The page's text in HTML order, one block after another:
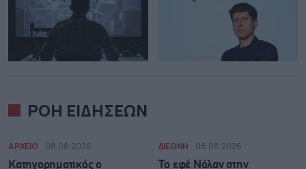
ΡΟΗ ΕΙΔΗΣΕΩΝ
ΑΡΧΕΙΟ 08.08.2026
Κατηγορηματικός ο
ΔΙΕΘΝΗ 08.08.2026
Το εφέ Νόλαν στην